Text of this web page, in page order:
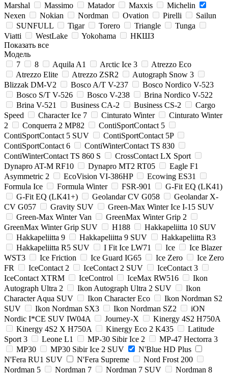
Marshal
Massimo Matador Maxxis
Michelin
Nexen
Nokian Nordman Ovation Pirelli
Sailun
SUNFULL
Tigar Torero Triangle
Tunga
Viatti
WestLake Yokohama
НКШЗ
Показать все
Модель
7
8 Aquila A1 Arctic Ice 3
Atrezzo Eco
Atrezzo Elite
Atrezzo ZSR2
Autograph Snow 3
Blizzak DM-V2
Bosco A/T V-237
Bosco Nordico V-523
Bosco S/T V-526
Bosco V-238
Brina Nordico V-522
Brina V-521
Business CA-2 Business CS-2
Cargo
Speed
Character Ice 7 Cinturato Winter
Cinturato Winter
2
Conquerra 2 MP82
ContiSportContact 5
ContiSportContact 5 SUV
ContiSportContact 5P
ContiSportContact 6
ContiWinterContact TS 830
ContiWinterContact TS 860 S
CrossContact LX Sport
Dynapro AT-M RF10
Dynapro MT2 RT05
Eagle F1
Asymmetric 2
EcoVision VI-386HP
Ecowing ES31
Formula Ice
Formula Winter FSR-901
G-Fit EQ (LK41)
G-Fit EQ (LK41+)
Geolandar CV G058
Geolandar X-
CV G057
Gravity SUV
Green-Max Winter Ice I-15 SUV
Green-Max Winter Van
GreenMax Winter Grip 2
GreenMax Winter Grip SUV
H188
Hakkapeliitta 10 SUV
Hakkapeliitta 9
Hakkapeliitta 9 SUV
Hakkapeliitta R3
Hakkapeliitta R5 SUV
I Fit Ice LW71 Ice
Ice Blazer
WST3
Ice Friction Ice Guard IG65 Ice Zero
Ice Zero
FR
IceContact 2 IceContact 2 SUV
IceContact 3
IceContact XTRM
IceControl IceMax RW516
Ikon
Autograph Ultra 2
Ikon Autograph Ultra 2 SUV
Ikon
Character Aqua SUV
Ikon Character Eco
Ikon Nordman S2
SUV
Ikon Nordman SX3 Ikon Nordman SZ2
iON
Nordic I*CE SUV IW04A
Journey-X
Kinergy 4S2 H750A
Kinergy 4S2 X H750A
Kinergy Eco 2 K435
Latitude
Sport 3
Leone L1 MP-30 Sibir Ice 2
MP-47 Hectorra 3
MP30
MP30 Sibir Ice 2 SUV
N'Blue HD Plus
N'Fera RU1 SUV
N'Fera Supreme
Nord Frost 200
Nordman 5
Nordman 7 Nordman 7 SUV
Nordman 8